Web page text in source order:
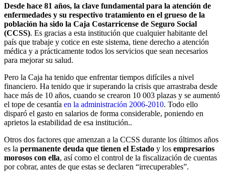
Desde hace 81 años, la clave fundamental para la atención de
enfermedades y su respectivo tratamiento en el grueso de la
población ha sido la Caja Costarricense de Seguro Social
(CCSS). Es gracias a esta institución que cualquier habitante del
país que trabaje y cotice en este sistema, tiene derecho a atención
médica y a prácticamente todos los servicios que sean necesarios
para mejorar su salud.
Pero la Caja ha tenido que enfrentar tiempos difíciles a nivel
financiero. Ha tenido que ir superando la crisis que arrastraba desde
hace más de 10 años, cuando se crearon 10 003 plazas y se aumentó
el tope de cesantía en la administración 2006-2010. Todo ello
disparó el gasto en salarios de forma considerable, poniendo en
aprietos la estabilidad de esa institución..
Otros dos factores que amenzan a la CCSS durante los últimos años
es la permanente deuda que tienen el Estado y los empresarios
morosos con ella, así como el control de la fiscalización de cuentas
por cobrar, antes de que estas se declaren “irrecuperables”.